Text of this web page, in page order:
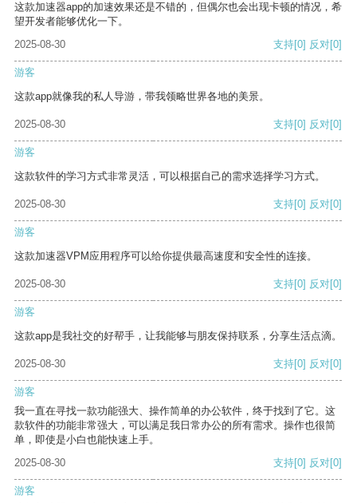
这款加速器app的加速效果还是不错的，但偶尔也会出现卡顿的情况，希
望开发者能够优化一下。
2025-08-30
支持[0] 反对[0]
游客
这款app就像我的私人导游，带我领略世界各地的美景。
2025-08-30 支持[0] 反对[0]
游客
这款软件的学习方式非常灵活，可以根据自己的需求选择学习方式。
2025-08-30 支持[0] 反对[0]
游客
这款加速器VPM应用程序可以给你提供最高速度和安全性的连接。
2025-08-30 支持[0] 反对[0]
游客
这款app是我社交的好帮手，让我能够与朋友保持联系，分享生活点滴。
2025-08-30 支持[0] 反对[0]
游客
我一直在寻找一款功能强大、操作简单的办公软件，终于找到了它。这
款软件的功能非常强大，可以满足我日常办公的所有需求。操作也很简
单，即使是小白也能快速上手。
2025-08-30
支持[0] 反对[0]
游客